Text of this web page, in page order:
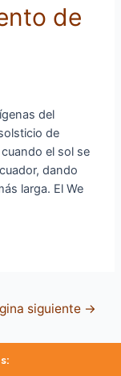
de
del
de
el sol se
dando
larga. El We
siguiente →